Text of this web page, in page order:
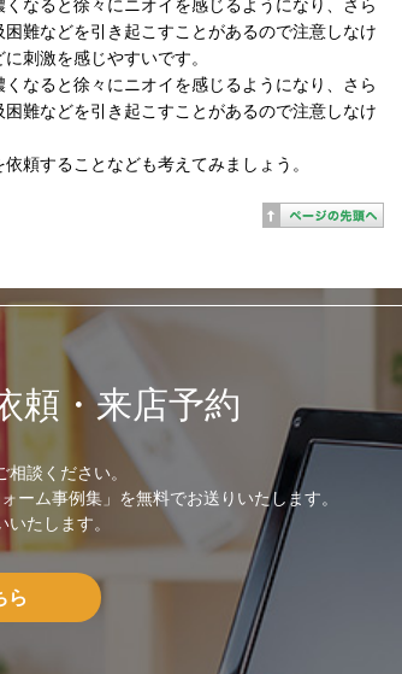
なると徐々にニオイを感じるようになり、さら
難などを引き起こすことがあるので注意しなけ
刺激を感じやすいです。
なると徐々にニオイを感じるようになり、さら
難などを引き起こすことがあるので注意しなけ
頼することなども考えてみましょう。
頼・来店予約
談ください。
ーム事例集」を無料でお送りいたします。
たします。
ら